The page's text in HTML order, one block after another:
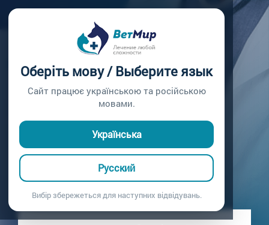
Оберіть мову / Выберите язык
Сайт працює українською та російською
мовами.
Українська
Русский
Вибір збережеться для наступних відвідувань.
Вопросы врачу /
НУЖНО ЛИ
ИЗОЛИРОВАТЬ
КОШКУ С
НАСМОРКОМ?